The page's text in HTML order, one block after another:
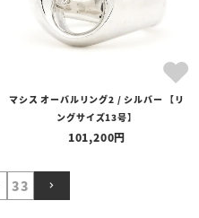
マシス オーバルリング2 / シルバー 【リ
ングサイズ13号】
101,200
33